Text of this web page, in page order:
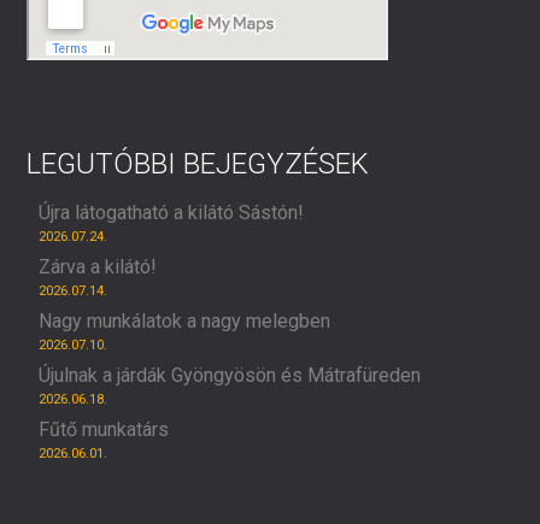
LEGUTÓBBI BEJEGYZÉSEK
Újra látogatható a kilátó Sástón!
2026.07.24.
Zárva a kilátó!
2026.07.14.
Nagy munkálatok a nagy melegben
2026.07.10.
Újulnak a járdák Gyöngyösön és Mátrafüreden
2026.06.18.
Fűtő munkatárs
2026.06.01.